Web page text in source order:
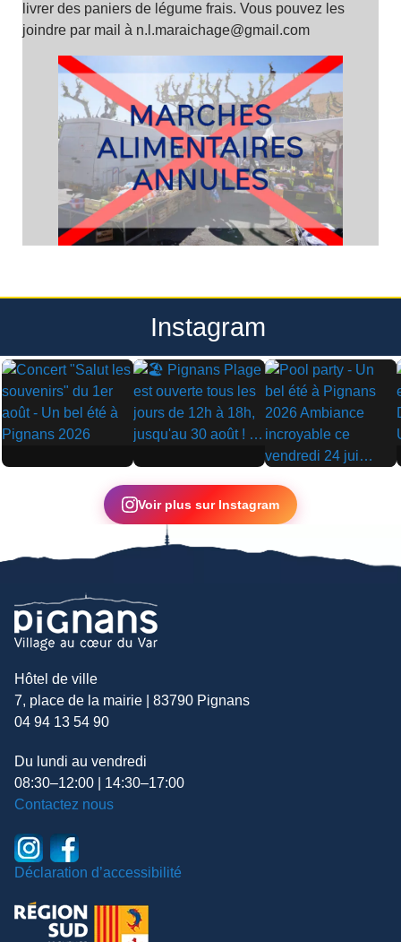
livrer des paniers de légume frais. Vous pouvez les
joindre par mail à n.l.maraichage@gmail.com
Instagram
▶ ▶
▶
Voir plus sur Instagram
Hôtel de ville
7, place de la mairie | 83790 Pignans
04 94 13 54 90
Du lundi au vendredi
08:30–12:00 | 14:30–17:00
Contactez nous
Déclaration d’accessibilité